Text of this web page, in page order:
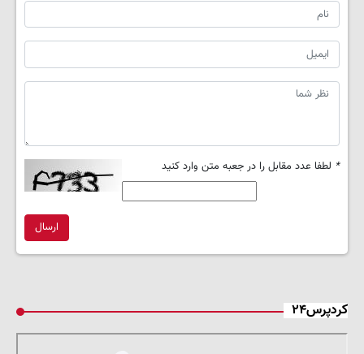
* لطفا عدد مقابل را در جعبه متن وارد کنید
ارسال
کردپرس۲۴